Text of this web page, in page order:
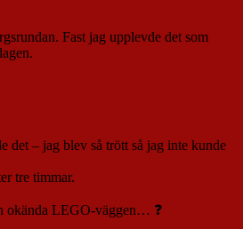
Fast jag upplevde det som
det – jag blev så trött så jag inte kunde
tre timmar.
okända LEGO-väggen… ❓